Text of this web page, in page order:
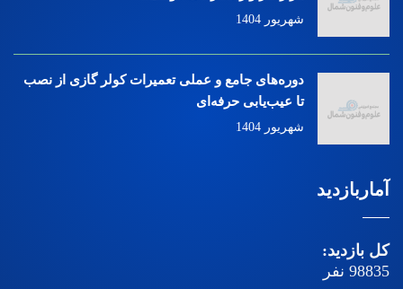
شهریور 1404
دوره‌های جامع و عملی تعمیرات کولر گازی از نصب
تا عیب‌یابی حرفه‌ای
شهریور 1404
آماربازدید
کل بازدید:
98835 نفر